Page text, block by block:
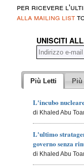
per ricevere
alla mailing list
UNISCITI
Più Letti Più
L'incubo
di Khaled Abu
L'ultimo
governo senza
di Khaled Abu